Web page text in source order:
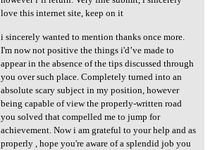
love this internet site, keep on it
i sincerely wanted to mention thanks once more.
I'm now not positive the things i'd’ve made to
appear in the absence of the tips discussed through
you over such place. Completely turned into an
absolute scary subject in my position, however
being capable of view the properly-written road
you solved that compelled me to jump for
achievement. Now i am grateful to your help and as
properly , hope you're aware of a splendid job you